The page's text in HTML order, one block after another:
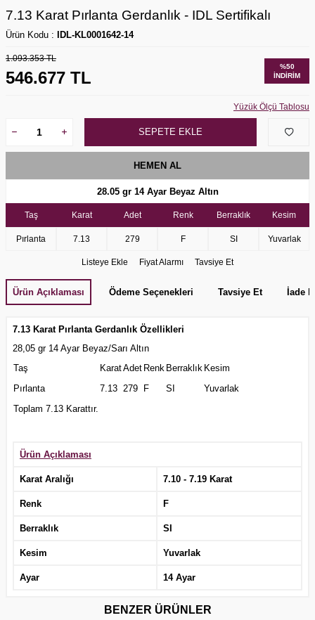
7.13 Karat Pırlanta Gerdanlık - IDL Sertifikalı
Ürün Kodu : IDL-KL0001642-14
1.093.353TL
546.677 TL
%50
İNDIRIM
Yüzük Ölçü Tablosu
SEPETE EKLE
HEMEN AL
28.05 gr 14 Ayar Beyaz Altın
Taş
Pırlanta
Karat
7.13
Adet
279
Renk
F
Berraklık
SI
Kesim
Yuvarlak
Listeye Ekle Fiyat Alarmı Tavsiye Et
Ürün Açıklaması Ödeme Seçenekleri Tavsiye Et İade
7.13 Karat Pırlanta Gerdanlık Özellikleri
28,05 gr 14 Ayar Beyaz/Sarı Altın
Taş
KaratAdet Renk Berraklık Kesim
Pırlanta
7.13 279 F SI
Yuvarlak
Toplam 7.13 Karattır.
Ürün Açıklaması
Karat Aralığı 7.10 - 7.19 Karat
Renk F
Berraklık SI
Kesim Yuvarlak
Ayar 14 Ayar
BENZER ÜRÜNLER